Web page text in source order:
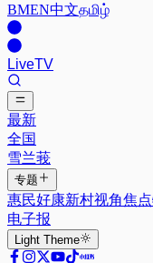
BMEN中文தமிழ்
LiveTV
最新
全国
雪兰莪
专题
惠民好康新村视角焦
电子报
Light Theme